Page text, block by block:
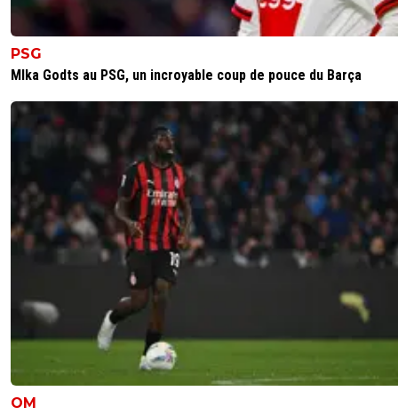
PSG
MIka Godts au PSG, un incroyable coup de pouce du Barça
OM